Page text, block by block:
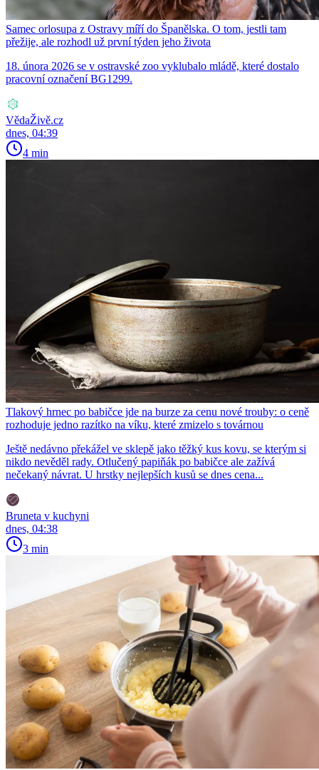
Samec orlosupa z Ostravy míří do Španělska. O tom, jestli tam
přežije, ale rozhodl už první týden jeho života
18. února 2026 se v ostravské zoo vyklubalo mládě, které dostalo
pracovní označení BG1299.
VědaŽivě.cz
dnes, 04:39
4 min
Tlakový hrnec po babičce jde na burze za cenu nové trouby: o ceně
rozhoduje jedno razítko na víku, které zmizelo s továrnou
Ještě nedávno překážel ve sklepě jako těžký kus kovu, se kterým si
nikdo nevěděl rady. Otlučený papiňák po babičce ale zažívá
nečekaný návrat. U hrstky nejlepších kusů se dnes cena...
Bruneta v kuchyni
dnes, 04:38
3 min